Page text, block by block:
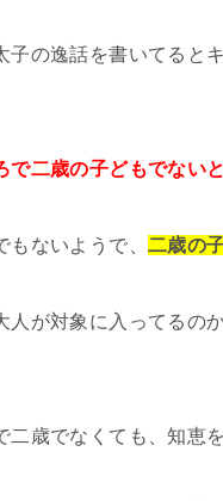
子の逸話を書いてると
で二歳の子どもでない
もないようで、 二歳の
人が対象に入ってるの
二歳でなくても、知恵